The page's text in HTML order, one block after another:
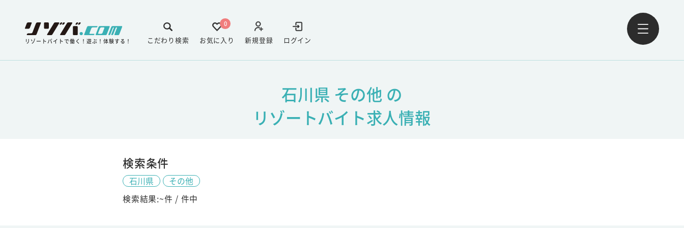
リゾートバイトで働く！遊ぶ！体験する！ ログイン
新規登録
0
お気に入り
こだわり検索
石川県 その他 の
リゾートバイト求人情報
検索条件
石川県
その他
検索結果:~件 / 件中